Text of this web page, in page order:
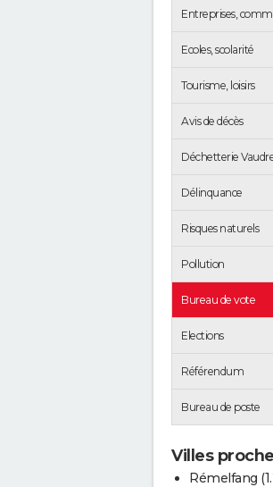
Entreprises,
Ecoles, scolarité
Tourisme, loisirs
Avis de décès
Déchetterie
Délinquance
Risques naturels
Pollution
Bureau de vote
Elections
Référendum
Bureau de poste
Villes
Rémelfang